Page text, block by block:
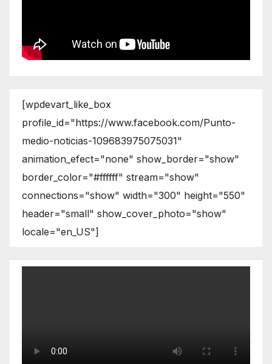
[wpdevart_like_box
profile_id="https://www.facebook.com/Punto-
medio-noticias-109683975075031"
animation_efect="none" show_border="show"
border_color="#ffffff" stream="show"
connections="show" width="300" height="550"
header="small" show_cover_photo="show"
locale="en_US"]